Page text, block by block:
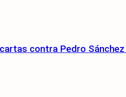
contra Pedro